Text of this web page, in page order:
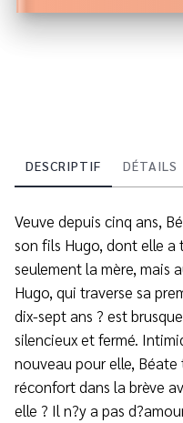
DESCRIPTIF DÉTAILS
Veuve depuis cinq ans,
son fils Hugo, dont elle
seulement la mère, mais
Hugo, qui traverse sa
dix-sept ans ? est
silencieux et fermé.
nouveau pour elle,
réconfort dans la brève
elle ? Il n?y a pas